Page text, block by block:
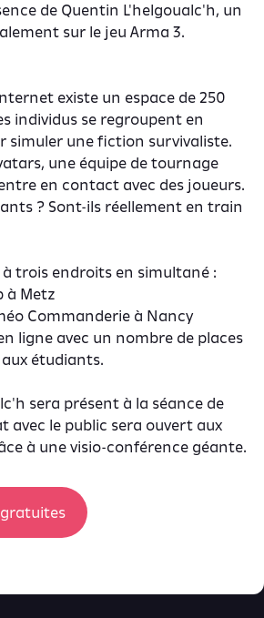
de Quentin L'helgoualc'h, un
sur le jeu Arma 3.
existe un espace de 250
individus se regroupent en
simuler une fiction survivaliste.
une équipe de tournage
en contact avec des joueurs.
? Sont-ils réellement en train
à trois endroits en simultané :
à Metz
Commanderie à Nancy
ligne avec un nombre de places
étudiants.
sera présent à la séance de
avec le public sera ouvert aux
à une visio-conférence géante.